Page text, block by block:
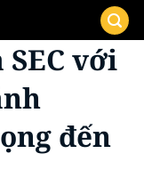
với
đến